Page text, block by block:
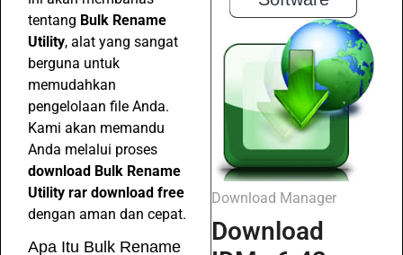
tentang Bulk Rename
Utility, alat yang sangat
berguna untuk
memudahkan
pengelolaan file Anda.
Kami akan memandu
Anda melalui proses
download Bulk Rename
Utility rar download free
dengan aman dan cepat.
Apa Itu Bulk Rename
Download Manager
Download